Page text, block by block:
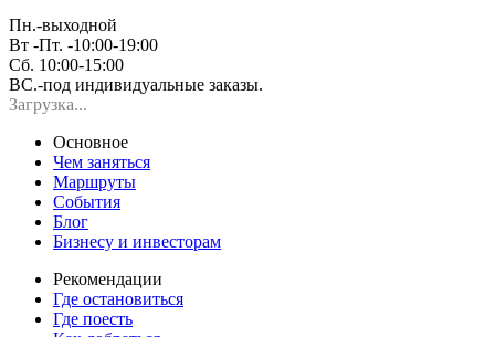
Пн.-выходной
Вт -Пт. -10:00-19:00
Сб. 10:00-15:00
ВС.-под индивидуальные заказы.
Загрузка...
Основное
Чем заняться
Маршруты
События
Блог
Бизнесу и инвесторам
Рекомендации
Где остановиться
Где поесть